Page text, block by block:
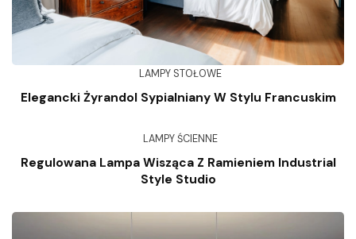
LAMPY STOŁOWE
Elegancki Żyrandol Sypialniany W Stylu Francuskim
LAMPY ŚCIENNE
Regulowana Lampa Wisząca Z Ramieniem Industrial
Style Studio